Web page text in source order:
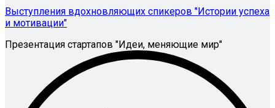
Выступления вдохновляющих спикеров "Истории успеха
и мотивации"
Презентация стартапов "Идеи, меняющие мир"